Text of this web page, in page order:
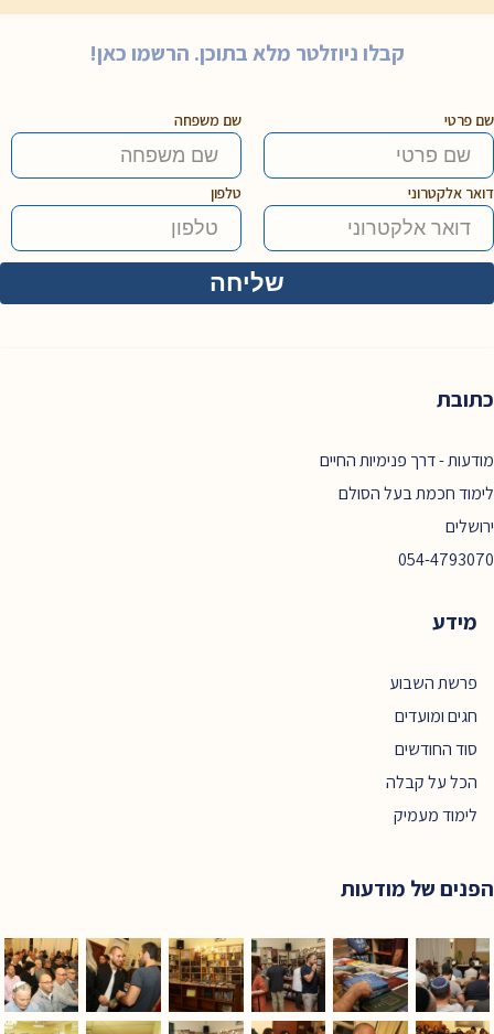
קבלו ניוזלטר מלא בתוכן. הרשמו כאן!
שם פרטי שם משפחה
דואר אלקטרוני טלפון
כתובת
מודעות - דרך פנימיות החיים
לימוד חכמת בעל הסולם
ירושלים
054-4793070
מידע
פרשת השבוע
חגים ומועדים
סוד החודשים
הכל על קבלה
לימוד מעמיק
הפנים של מודעות